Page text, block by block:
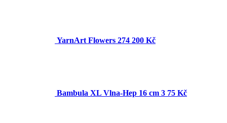
YarnArt Flowers 274 200 Kč
Bambula XL Vlna-Hep 16 cm 3 75 Kč